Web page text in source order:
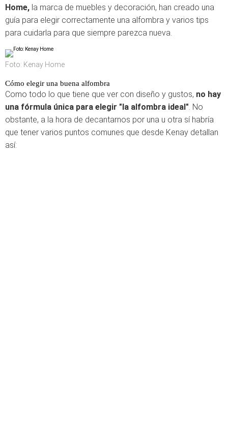
Home, la marca de muebles y decoración, han creado una
guía para elegir correctamente una alfombra y varios tips
para cuidarla para que siempre parezca nueva.
Foto: Kenay Home
Cómo elegir una buena alfombra
Como todo lo que tiene que ver con diseño y gustos, no hay
una fórmula única para elegir "la alfombra ideal". No
obstante, a la hora de decantarnos por una u otra sí habría
que tener varios puntos comunes que desde Kenay detallan
así: